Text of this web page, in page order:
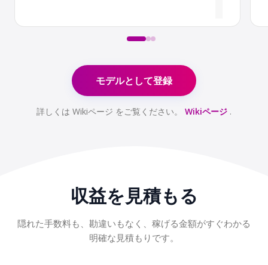
モデルとして登録
詳しくは Wikiページ をご覧ください。 Wikiページ .
収益を見積もる
隠れた手数料も、勘違いもなく、稼げる金額がすぐわかる
明確な見積もりです。